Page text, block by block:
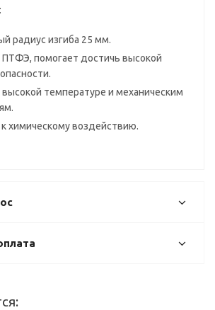
радиус изгиба 25 мм.
ПТФЭ, помогает достичь высокой
высокой температуре и механическим
химическому воздействию.